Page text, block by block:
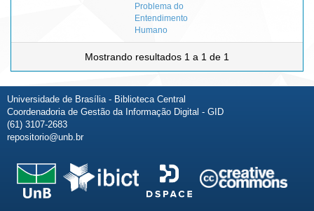
Problema do
Entendimento
Humano
Mostrando resultados 1 a 1 de 1
Universidade de Brasília - Biblioteca Central
Coordenadoria de Gestão da Informação Digital - GID
(61) 3107-2683
repositorio@unb.br